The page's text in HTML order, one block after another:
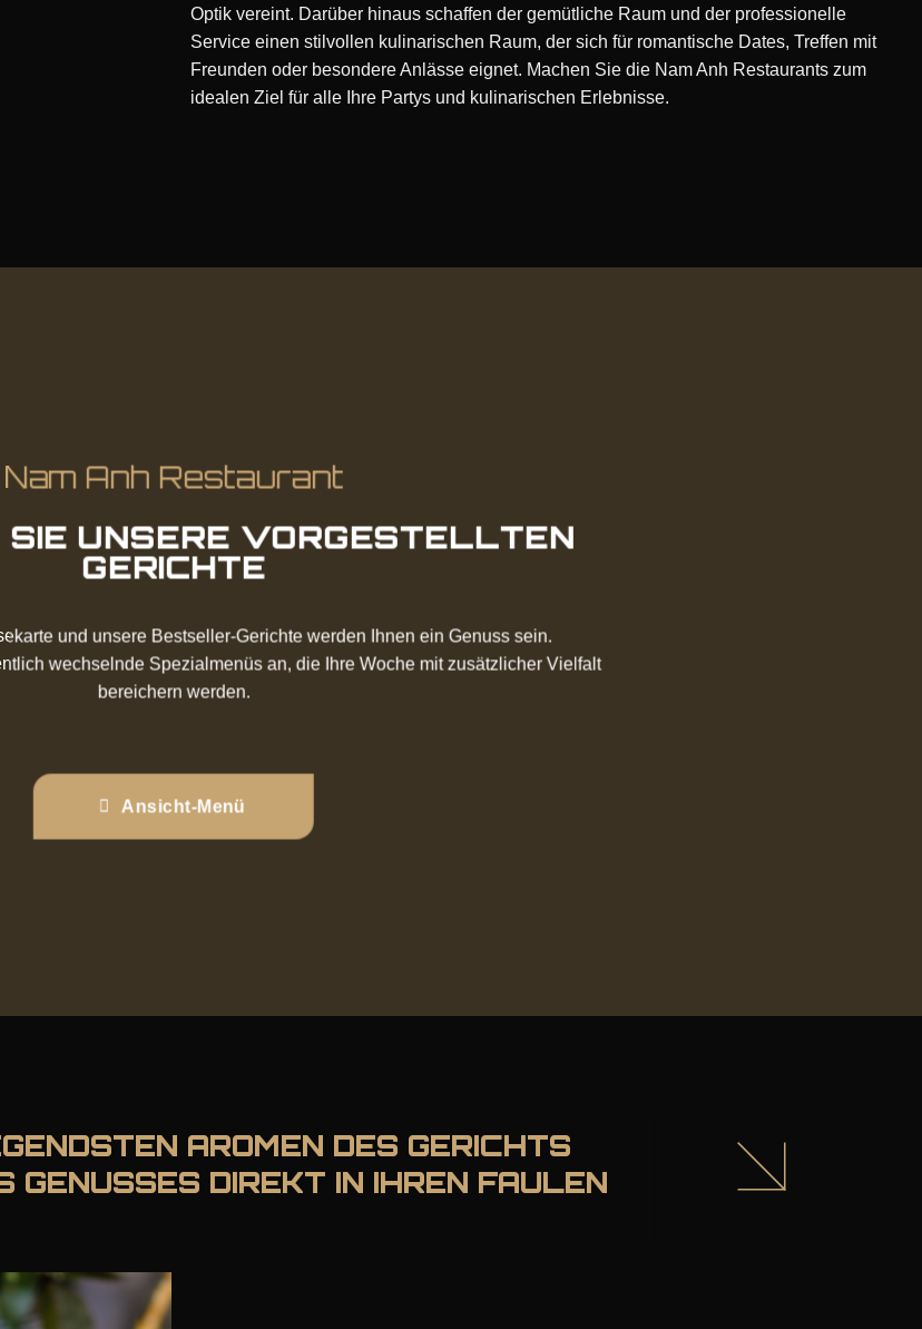
Optik vereint. Darüber hinaus schaffen der gemütliche Raum und der professionelle
Service einen stilvollen kulinarischen Raum, der sich für romantische Dates, Treffen mit
Freunden oder besondere Anlässe eignet. Machen Sie die Nam Anh Restaurants zum
idealen Ziel für alle Ihre Partys und kulinarischen Erlebnisse.
Nam Anh Restaurant
SIE UNSERE VORGESTELLTEN
GERICHTE
und unsere Bestseller-Gerichte werden Ihnen ein Genuss sein.
wechselnde Spezialmenüs an, die Ihre Woche mit zusätzlicher Vielfalt
bereichern werden.
Ansicht-Menü
AROMEN DES GERICHTS
GENUSSES DIREKT IN IHREN FAULEN